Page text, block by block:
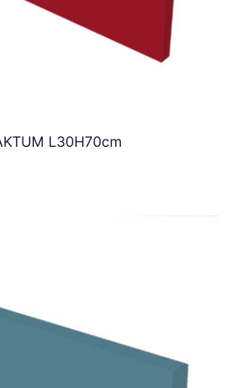
L30H70cm